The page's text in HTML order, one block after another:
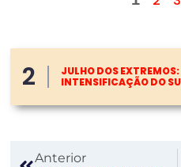
2
JULHO DOS
INTENSIFICAÇÃO DO
Anterior